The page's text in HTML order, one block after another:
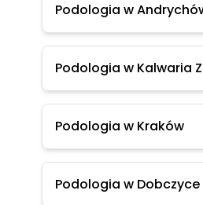
Podologia w
Podologia w Kalwaria
Podologia w Kraków
Podologia w Dobczyce